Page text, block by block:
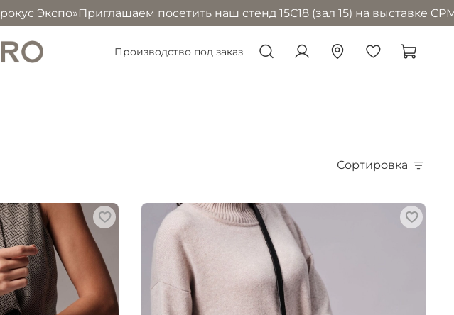
Приглашаем посетить наш стенд 15С18 (зал 15) на выставке CPM в
Производство под заказ
Сортировка